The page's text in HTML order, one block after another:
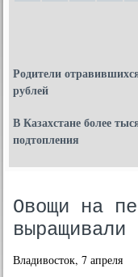
Родители
рублей
В Казахстане более
подтопления
Овощи на
Владивосток, 7 апреля